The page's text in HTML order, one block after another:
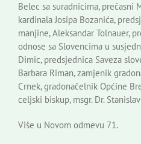
Belec sa suradnicima, prečasni
kardinala Josipa Bozanića,
manjine, Aleksandar Tolnauer,
odnose sa Slovencima u
Dimic, predsjednica Saveza
Barbara Riman, zamjenik
Crnek, gradonačelnik Općine
celjski biskup, msgr. Dr.
Više u Novom odmevu 71.